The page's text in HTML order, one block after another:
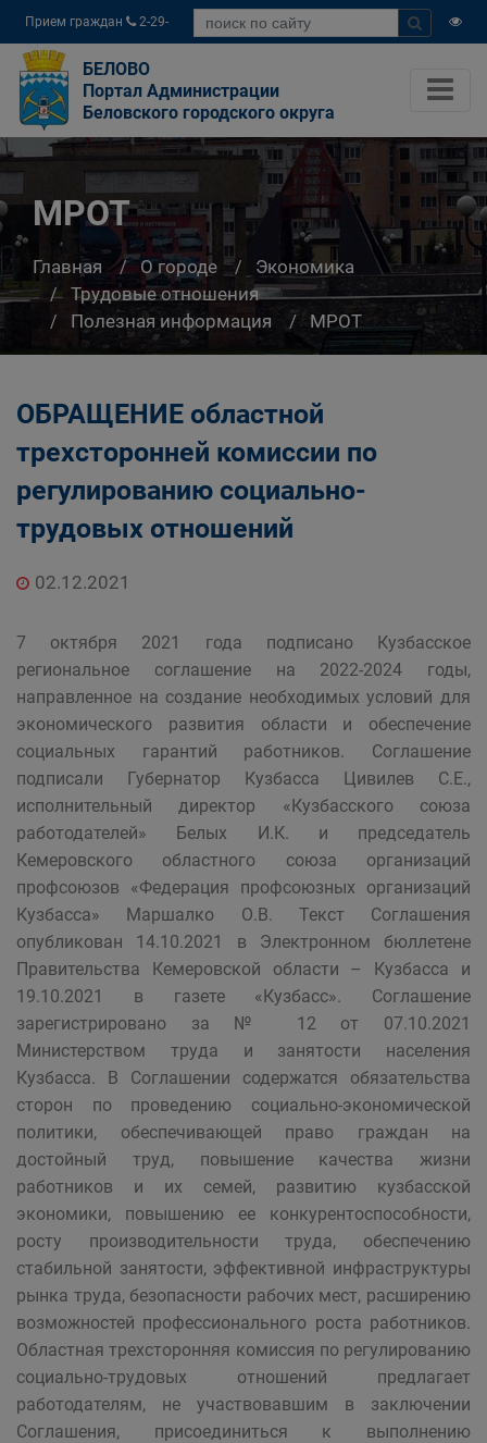
Прием граждан
2-29-
04
БЕЛОВО
Портал Администрации
Беловского городского округа
МРОТ
Главная О городе
Экономика
Трудовые отношения
Полезная информация
МРОТ
ОБРАЩЕНИЕ областной
трехсторонней комиссии по
регулированию социально-
трудовых отношений
02.12.2021
7 октября 2021 года подписано Кузбасское
региональное соглашение на 2022-2024 годы,
направленное на создание необходимых условий для
экономического развития области и обеспечение
социальных гарантий работников. Соглашение
подписали Губернатор Кузбасса Цивилев С.Е.,
исполнительный директор «Кузбасского союза
работодателей» Белых И.К. и председатель
Кемеровского областного союза организаций
профсоюзов «Федерация профсоюзных организаций
Кузбасса» Маршалко О.В. Текст Соглашения
опубликован 14.10.2021 в Электронном бюллетене
Правительства Кемеровской области – Кузбасса и
19.10.2021 в газете «Кузбасс». Соглашение
зарегистрировано за № 12 от 07.10.2021
Министерством труда и занятости населения
Кузбасса. В Соглашении содержатся обязательства
сторон по проведению социально-экономической
политики, обеспечивающей право граждан на
достойный труд, повышение качества жизни
работников и их семей, развитию кузбасской
экономики, повышению ее конкурентоспособности,
росту производительности труда, обеспечению
стабильной занятости, эффективной инфраструктуры
рынка труда, безопасности рабочих мест, расширению
возможностей профессионального роста работников.
Областная трехсторонняя комиссия по регулированию
социально-трудовых отношений предлагает
работодателям, не участвовавшим в заключении
Соглашения, присоединиться к выполнению